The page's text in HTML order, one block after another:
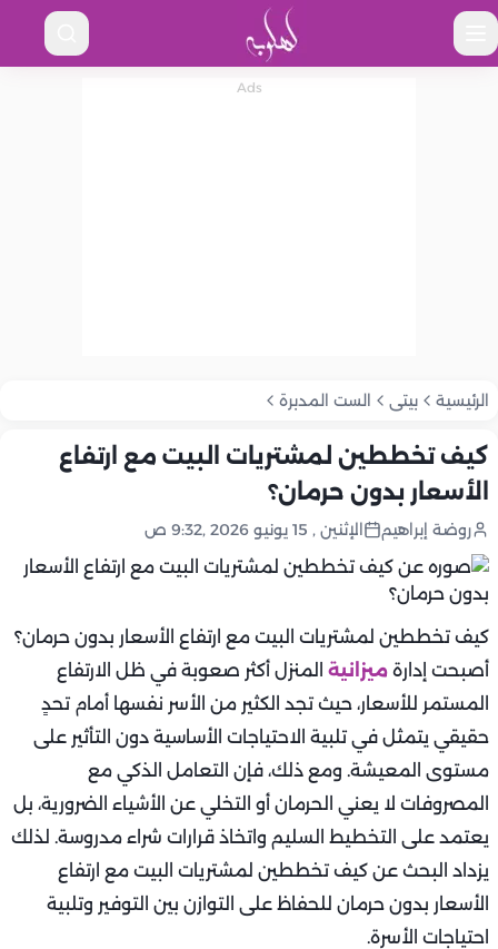
الرئيسية بيتى الست المدبرة
كيف تخططين لمشتريات البيت مع ارتفاع
الأسعار بدون حرمان؟
روضة إبراهيم الإثنين , 15 يونيو 2026 ,9:32 ص
كيف تخططين لمشتريات البيت مع ارتفاع الأسعار بدون حرمان؟
أصبحت إدارة ميزانية المنزل أكثر صعوبة في ظل الارتفاع
المستمر للأسعار، حيث تجد الكثير من الأسر نفسها أمام تحدٍ
حقيقي يتمثل في تلبية الاحتياجات الأساسية دون التأثير على
مستوى المعيشة. ومع ذلك، فإن التعامل الذكي مع
المصروفات لا يعني الحرمان أو التخلي عن الأشياء الضرورية، بل
يعتمد على التخطيط السليم واتخاذ قرارات شراء مدروسة. لذلك
يزداد البحث عن كيف تخططين لمشتريات البيت مع ارتفاع
الأسعار بدون حرمان للحفاظ على التوازن بين التوفير وتلبية
احتياجات الأسرة.